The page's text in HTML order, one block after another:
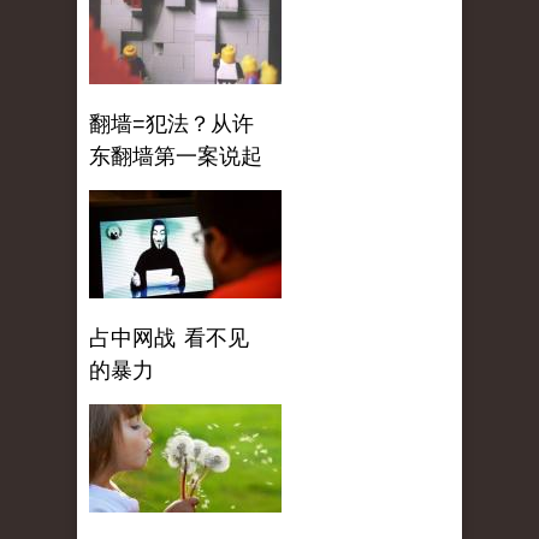
翻墙=犯法？从许
东翻墙第一案说起
占中网战 看不见
的暴力